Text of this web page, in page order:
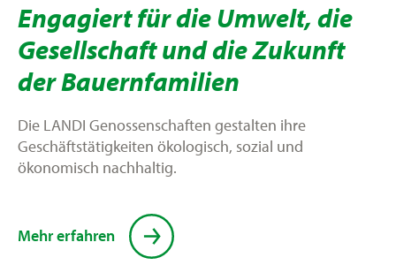
Engagiert für die Umwelt, die
Gesellschaft und die Zukunft
der Bauernfamilien
Die LANDI Genossenschaften gestalten ihre
Geschäftstätigkeiten ökologisch, sozial und
ökonomisch nachhaltig.
Mehr erfahren